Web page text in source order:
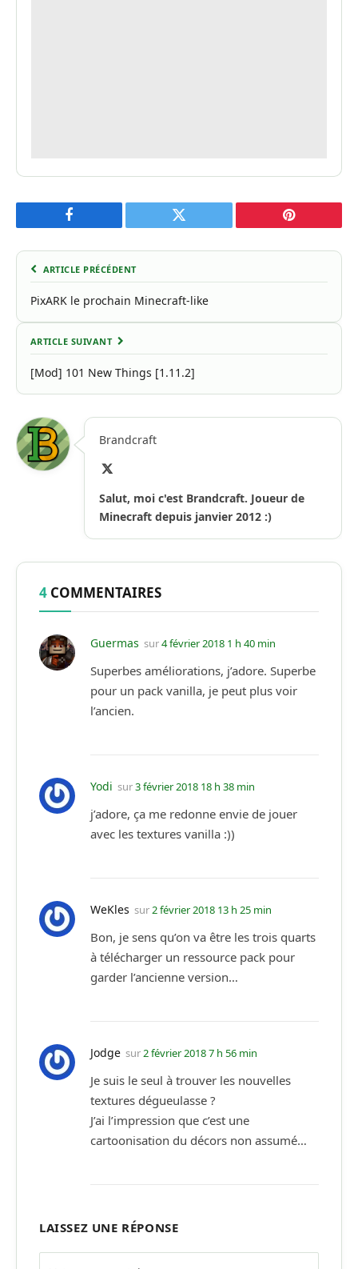
Facebook Twitter Pinterest
ARTICLE PRÉCÉDENT
PixARK le prochain Minecraft-like
ARTICLE SUIVANT
[Mod] 101 New Things [1.11.2]
Brandcraft
X
Salut, moi c'est Brandcraft. Joueur de
Minecraft depuis janvier 2012 :)
4 COMMENTAIRES
Guermas sur4 février 2018 1 h 40 min
Superbes améliorations, j’adore. Superbe
pour un pack vanilla, je peut plus voir
l’ancien.
Yodi sur3 février 2018 18 h 38 min
j’adore, ça me redonne envie de jouer
avec les textures vanilla :))
WeKles sur 2 février 2018 13 h 25 min
Bon, je sens qu’on va être les trois quarts
à télécharger un ressource pack pour
garder l’ancienne version…
Jodge sur 2 février 2018 7 h 56 min
Je suis le seul à trouver les nouvelles
textures dégueulasse ?
J’ai l’impression que c’est une
cartoonisation du décors non assumé…
LAISSEZ UNE RÉPONSE